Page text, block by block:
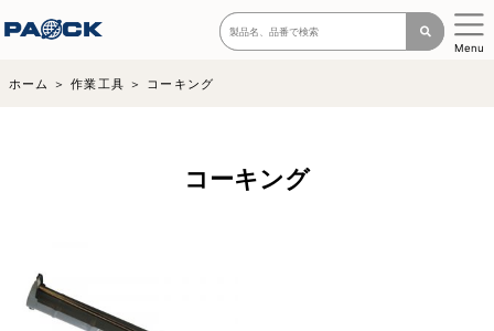
Menu
ホーム 作業工具 コーキング
コーキング